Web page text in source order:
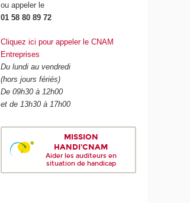
ou appeler le
01 58 80 89 72
Cliquez ici pour appeler le CNAM
Entreprises
Du lundi au vendredi
(hors jours fériés)
De 09h30 à 12h00
et de 13h30 à 17h00
MISSION
HANDI'CNAM
Aider les auditeurs en
situation de handicap